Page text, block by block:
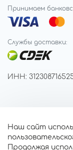
Принимаем
Службы доставки:
ИНН:
Наш сайт
Продолжая